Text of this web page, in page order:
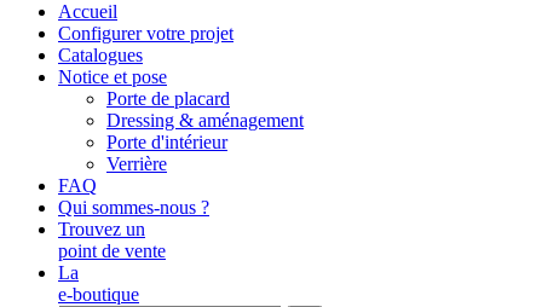
Accueil
Configurer votre projet
Catalogues
Notice et pose
Porte de placard
Dressing & aménagement
Porte d'intérieur
Verrière
FAQ
Qui sommes-nous ?
Trouvez un
point de vente
La
e-boutique